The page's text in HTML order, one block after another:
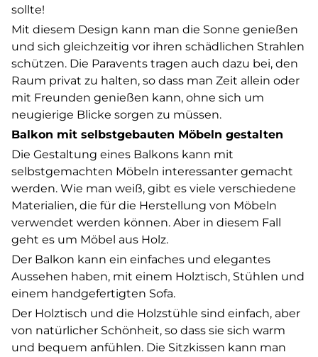
sollte!
Mit diesem Design kann man die Sonne genießen
und sich gleichzeitig vor ihren schädlichen Strahlen
schützen. Die Paravents tragen auch dazu bei, den
Raum privat zu halten, so dass man Zeit allein oder
mit Freunden genießen kann, ohne sich um
neugierige Blicke sorgen zu müssen.
Balkon mit selbstgebauten Möbeln gestalten
Die Gestaltung eines Balkons kann mit
selbstgemachten Möbeln interessanter gemacht
werden. Wie man weiß, gibt es viele verschiedene
Materialien, die für die Herstellung von Möbeln
verwendet werden können. Aber in diesem Fall
geht es um Möbel aus Holz.
Der Balkon kann ein einfaches und elegantes
Aussehen haben, mit einem Holztisch, Stühlen und
einem handgefertigten Sofa.
Der Holztisch und die Holzstühle sind einfach, aber
von natürlicher Schönheit, so dass sie sich warm
und bequem anfühlen. Die Sitzkissen kann man